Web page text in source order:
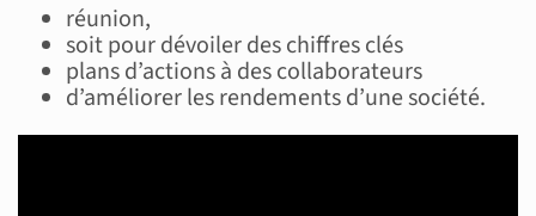
réunion,
soit pour dévoiler des chiffres clés
plans d’actions à des collaborateurs
d’améliorer les rendements d’une société.